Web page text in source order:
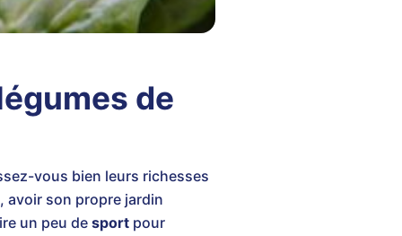
de
vous bien leurs richesses
avoir son propre jardin
un peu desport pour